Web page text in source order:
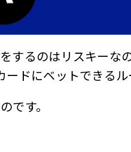
するのはリスキーな
ドにベットできるル
です。